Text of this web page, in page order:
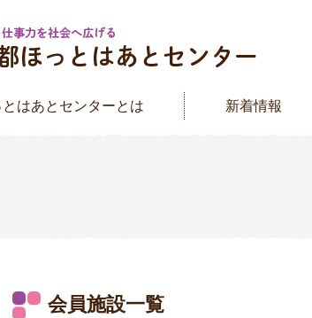
はあとセンターとは 新着情報
会員施設一覧